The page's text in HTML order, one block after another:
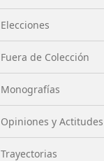
Elecciones
Fuera de Colección
Monografías
Opiniones y Actitudes
Trayectorias